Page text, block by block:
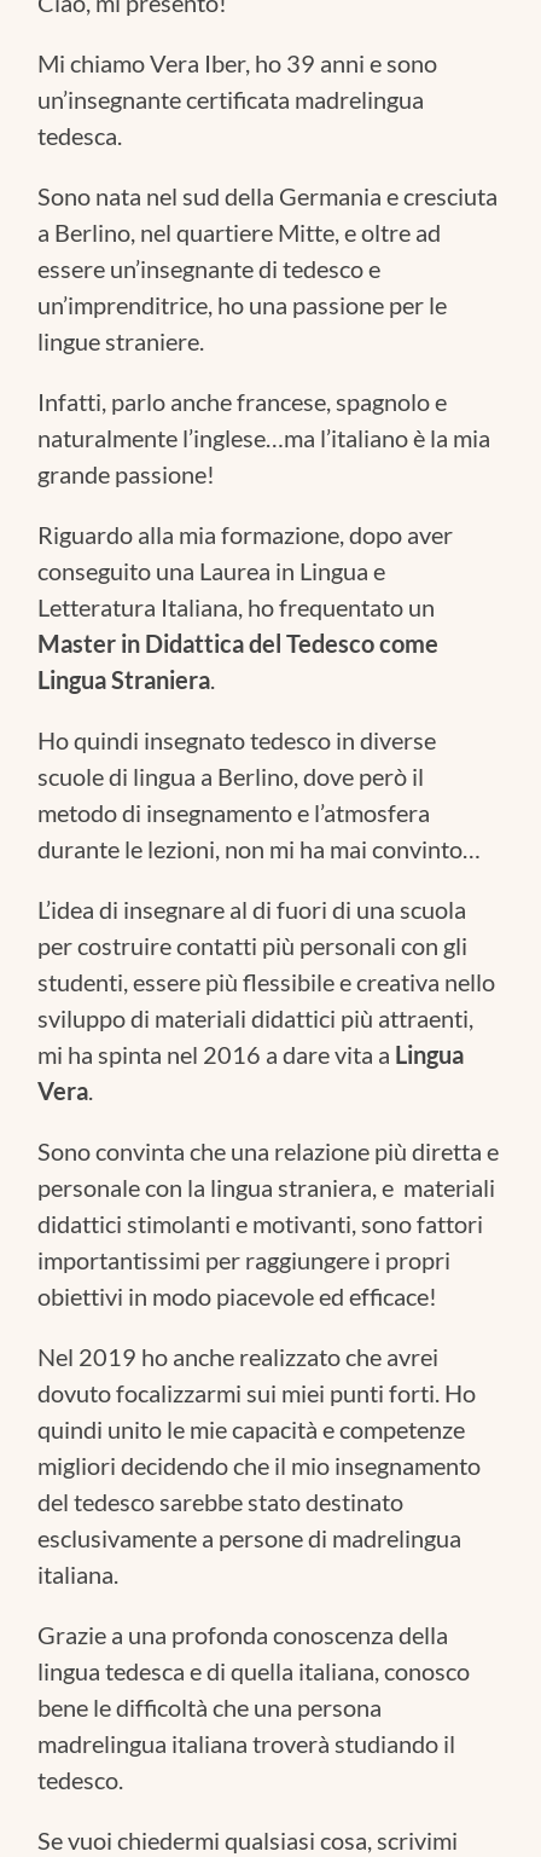
Mi chiamo Vera Iber, ho 39 anni e sono
un’insegnante certificata madrelingua
tedesca.
Sono nata nel sud della Germania e cresciuta
a Berlino, nel quartiere Mitte, e oltre ad
essere un’insegnante di tedesco e
un’imprenditrice, ho una passione per le
lingue straniere.
Infatti, parlo anche francese, spagnolo e
naturalmente l’inglese…ma l’italiano è la mia
grande passione!
Riguardo alla mia formazione, dopo aver
conseguito una Laurea in Lingua e
Letteratura Italiana, ho frequentato un
Master in Didattica del Tedesco come
Lingua Straniera.
Ho quindi insegnato tedesco in diverse
scuole di lingua a Berlino, dove però il
metodo di insegnamento e l’atmosfera
durante le lezioni, non mi ha mai convinto…
L’idea di insegnare al di fuori di una scuola
per costruire contatti più personali con gli
studenti, essere più flessibile e creativa nello
sviluppo di materiali didattici più attraenti,
mi ha spinta nel 2016 a dare vita a Lingua
Vera.
Sono convinta che una relazione più diretta e
personale con la lingua straniera, e materiali
didattici stimolanti e motivanti, sono fattori
importantissimi per raggiungere i propri
obiettivi in modo piacevole ed efficace!
Nel 2019 ho anche realizzato che avrei
dovuto focalizzarmi sui miei punti forti. Ho
quindi unito le mie capacità e competenze
migliori decidendo che il mio insegnamento
del tedesco sarebbe stato destinato
esclusivamente a persone di madrelingua
italiana.
Grazie a una profonda conoscenza della
lingua tedesca e di quella italiana, conosco
bene le difficoltà che una persona
madrelingua italiana troverà studiando il
tedesco.
Se vuoi chiedermi qualsiasi cosa, scrivimi